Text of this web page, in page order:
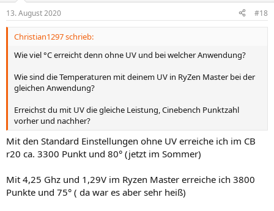
13. August 2020 #18
Christian1297 schrieb:
Wie viel °C erreicht denn ohne UV und bei welcher Anwendung?
Wie sind die Temperaturen mit deinem UV in RyZen Master bei der
gleichen Anwendung?
Erreichst du mit UV die gleiche Leistung, Cinebench Punktzahl
vorher und nachher?
Mit den Standard Einstellungen ohne UV erreiche ich im CB
r20 ca. 3300 Punkt und 80° (jetzt im Sommer)
Mit 4,25 Ghz und 1,29V im Ryzen Master erreiche ich 3800
Punkte und 75° ( da war es aber sehr heiß)